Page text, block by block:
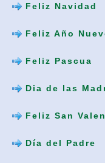
Feliz Navidad
Feliz Año
Feliz Pascua
Dia de las
Feliz San
Día del Padre